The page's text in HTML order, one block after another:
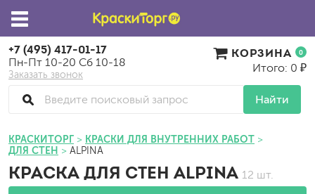
+7 (495) 417-01-17
Пн-Пт 10-20 Сб 10-18
Заказать звонок
Найти
КОРЗИНА 0
Итого: 0 ₽
КРАСКИТОРГ
КРАСКИ ДЛЯ ВНУТРЕННИХ РАБОТ
ДЛЯ СТЕН
ALPINA
КРАСКА ДЛЯ СТЕН ALPINA 12 шт.